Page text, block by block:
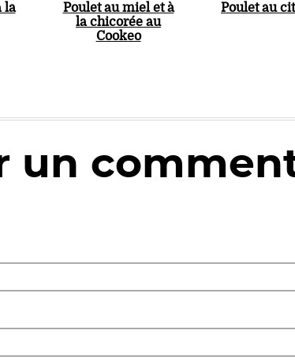
la
Poulet au miel et à
la chicorée au
Cookeo
Poulet au
un